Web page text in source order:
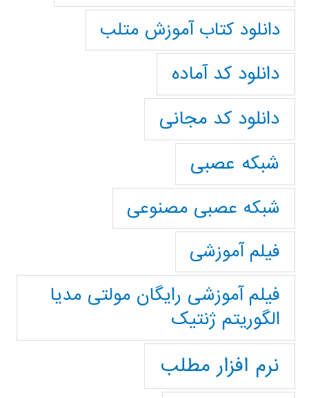
دانلود کتاب آموزش متلب
دانلود کد آماده
دانلود کد مجانی
شبکه عصبی
شبکه عصبی مصنوعی
فیلم آموزشی
فیلم آموزشی رایگان مولتی مدیا
الگوریتم ژنتیک
نرم افزار مطلب